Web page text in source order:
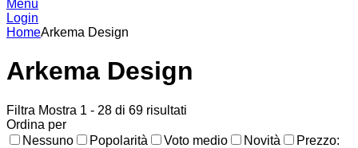
Menu
Login
HomeArkema Design
Arkema Design
Filtra Mostra 1 - 28 di 69 risultati
Ordina per
Nessuno
Popolarità Voto medio Novità
Prezzo: